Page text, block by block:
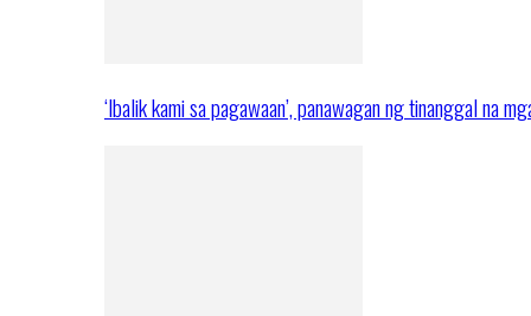
‘Ibalik kami sa pagawaan’, panawagan ng tinanggal na